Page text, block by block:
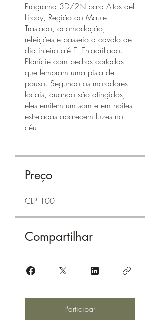
Programa 3D/2N para Altos del
Lircay, Região do Maule.
Traslado, acomodação,
refeições e passeio a cavalo de
dia inteiro até El Enladrillado.
Planície com pedras cortadas
que lembram uma pista de
pouso. Segundo os moradores
locais, quando são atingidos,
eles emitem um som e em noites
estreladas aparecem luzes no
céu.
Preço
CLP 100
Compartilhar
Participar